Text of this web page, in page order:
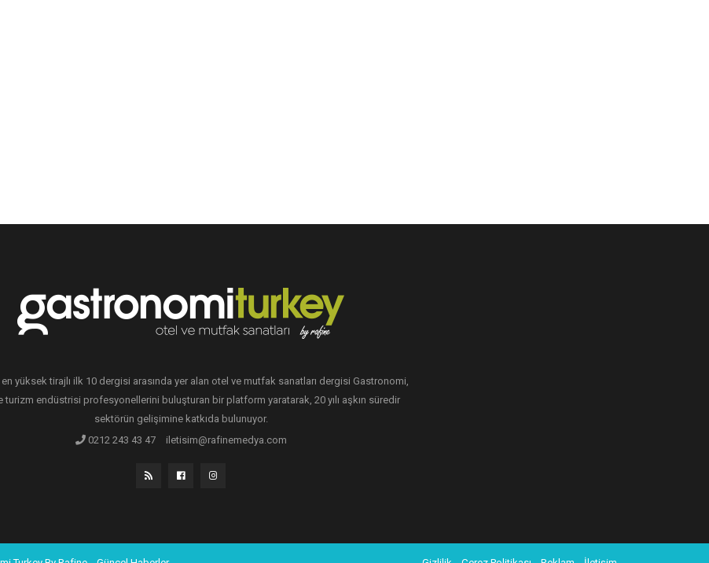
en yüksek tirajlı ilk 10 dergisi arasında yer alan otel ve mutfak sanatları dergisi Gastronomi,
turizm endüstrisi profesyonellerini buluşturan bir platform yaratarak, 20 yılı aşkın süredir
sektörün gelişimine katkıda bulunuyor.
0212 243 43 47
iletisim@rafinemedya.com